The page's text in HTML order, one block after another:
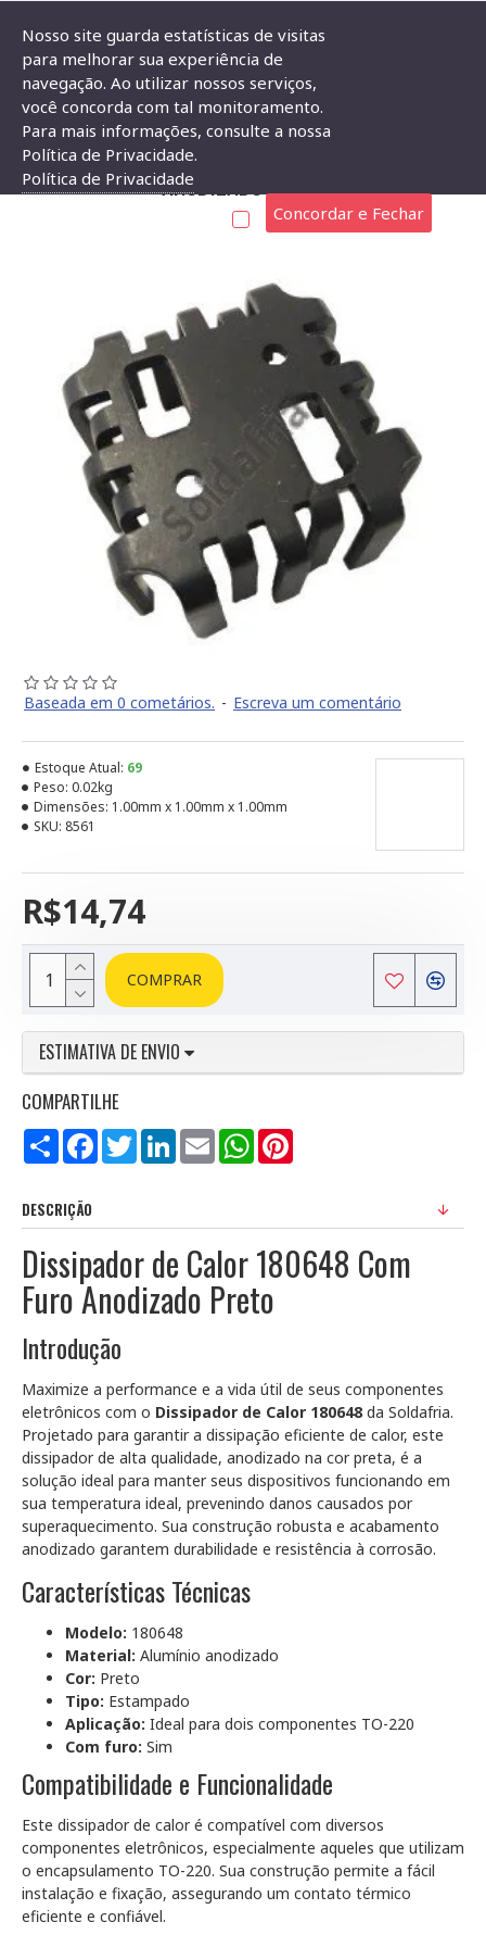
Dissipador de Calor 180648 Com Furo Anodizado Preto
DISSIPADOR DE CALOR 180648 COM FURO
ANODIZADO PRETO
Baseada em 0 cometários. - Escreva um comentário
R$14,74
Estoque Atual: 69
Peso: 0.02kg
Dimensões: 1.00mm x 1.00mm x 1.00mm
SKU: 8561
COMPRAR
ESTIMATIVA DE ENVIO
COMPARTILHE
Compartilhar
FacebookTwitterLinkedInEmail WhatsApp
DESCRIÇÃO
Dissipador de Calor 180648 Com
Furo Anodizado Preto
Introdução
Maximize a performance e a vida útil de seus componentes
eletrônicos com o Dissipador de Calor 180648da Soldafria.
Projetado para garantir a dissipação eficiente de calor, este
dissipador de alta qualidade, anodizado na cor preta, é a
solução ideal para manter seus dispositivos funcionando em
sua temperatura ideal, prevenindo danos causados por
superaquecimento. Sua construção robusta e acabamento
anodizado garantem durabilidade e resistência à corrosão.
Características Técnicas
Modelo: 180648
Material: Alumínio anodizado
Cor: Preto
Tipo: Estampado
Aplicação: Ideal para dois componentes TO-220
Com furo: Sim
Compatibilidade e Funcionalidade
Este dissipador de calor é compatível com diversos
componentes eletrônicos, especialmente aqueles que utilizam
o encapsulamento TO-220. Sua construção permite a fácil
instalação e fixação, assegurando um contato térmico
eficiente e confiável.
Nosso site guarda estatísticas de visitas
para melhorar sua experiência de
navegação. Ao utilizar nossos serviços,
você concorda com tal monitoramento.
Para mais informações, consulte a nossa
Política de Privacidade.
Política de Privacidade
Concordar e Fechar